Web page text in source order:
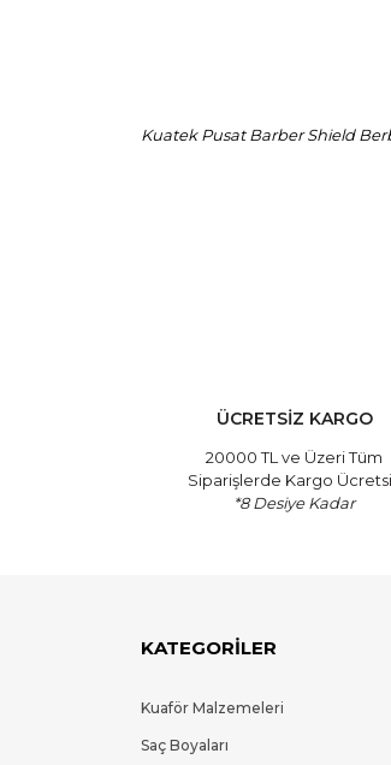
Kuatek Pusat Barber Shield
Ürün bilgilerinde hatalar
Ürün fiyatı diğer sitelerden daha
ÜCRETSİZ KARGO
20000 TL ve Üzeri Tüm
Siparişlerde Kargo
*8 Desiye Kadar
KATEGORİLER
Kuaför Malzemeleri
Saç Boyaları